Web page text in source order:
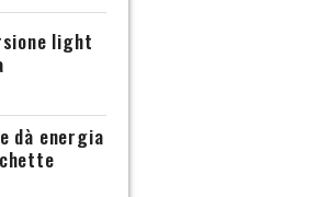
light
dà energia